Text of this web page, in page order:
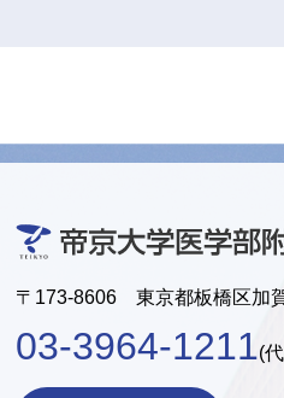
〒173-8606 東京都板橋区加
03-3964-1211(